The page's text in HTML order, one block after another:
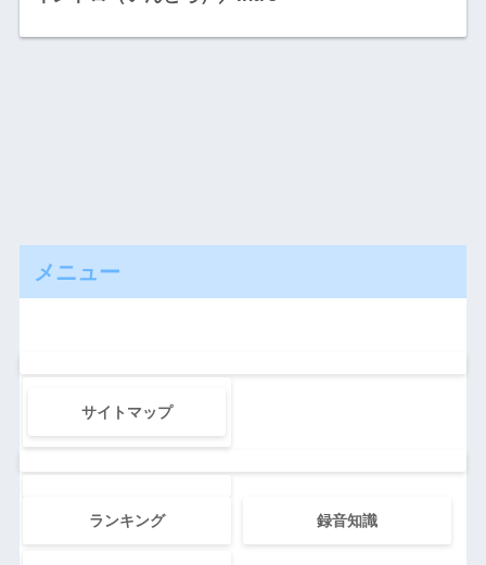
メニュー
サイトマップ
ランキング 録音知識